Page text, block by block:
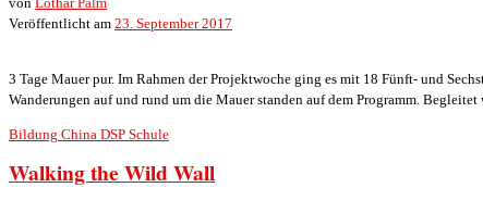
Veröffentlicht am 23. September 2017
3 Tage Mauer pur. Im Rahmen der Projektwoche ging es mit 18 Fünft- und
Wanderungen auf und rund um die Mauer standen auf dem Programm.
Bildung China DSP Schule
Walking the Wild Wall